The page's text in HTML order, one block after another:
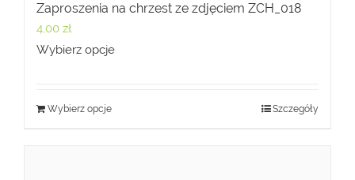
Zaproszenia na chrzest ze zdjęciem ZCH_018
4,00 zł
Wybierz opcje
Wybierz opcje Szczegóły